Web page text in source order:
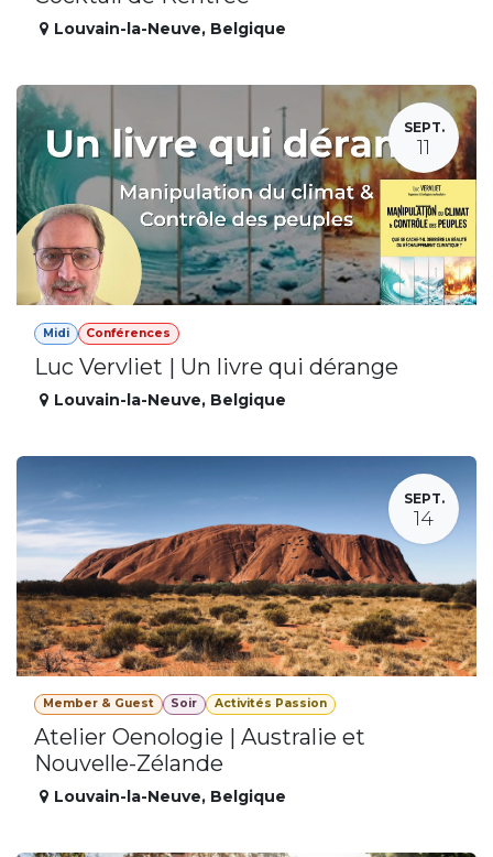
Louvain-la-Neuve, Belgique
SEPT.
11
Midi Conférences
Luc Vervliet | Un livre qui dérange
Louvain-la-Neuve, Belgique
SEPT.
14
Member & Guest Soir Activités Passion
Atelier Oenologie | Australie et
Nouvelle-Zélande
Louvain-la-Neuve, Belgique